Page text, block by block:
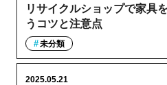
リサイクルショップで家具
うコツと注意点
未分類
2025.05.21